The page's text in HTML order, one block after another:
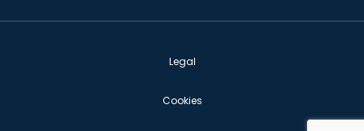
Legal
Cookies